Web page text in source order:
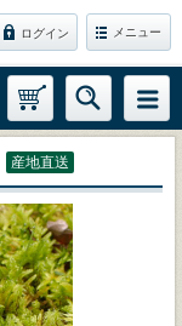
ログイン メニュー
産地直送